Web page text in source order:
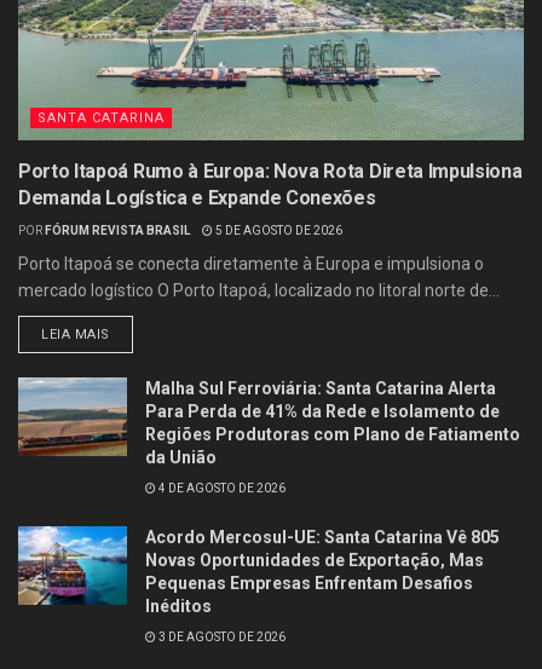
SANTA CATARINA
Porto Itapoá Rumo à Europa: Nova Rota Direta Impulsiona
Demanda Logística e Expande Conexões
POR FÓRUM REVISTA BRASIL 5 DE AGOSTO DE 2026
Porto Itapoá se conecta diretamente à Europa e impulsiona o
mercado logístico O Porto Itapoá, localizado no litoral norte de...
LEIA MAIS
Malha Sul Ferroviária: Santa Catarina Alerta
Para Perda de 41% da Rede e Isolamento de
Regiões Produtoras com Plano de Fatiamento
da União
4 DE AGOSTO DE 2026
Acordo Mercosul-UE: Santa Catarina Vê 805
Novas Oportunidades de Exportação, Mas
Pequenas Empresas Enfrentam Desafios
Inéditos
3 DE AGOSTO DE 2026